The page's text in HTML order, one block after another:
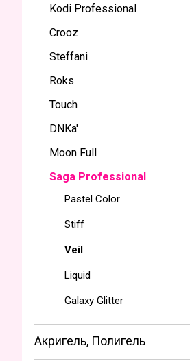
Kodi Professional
Crooz
Steffani
Roks
Touch
DNKa'
Moon Full
Saga Professional
Pastel Color
Stiff
Veil
Liquid
Galaxy Glitter
Акригель, Полигель